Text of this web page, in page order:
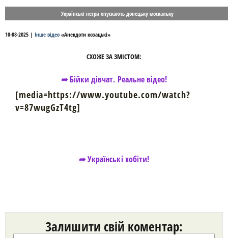
Українські негри опускають донецьку москальку
10-08-2025 | Інше відео «Анекдоти козацькі»
СХОЖЕ ЗА ЗМІСТОМ:
➦ Бійки дівчат. Реальне відео!
[media=https://www.youtube.com/watch?
v=87wugGzT4tg]
➦ Українські хобіти!
Залишити свій коментар: